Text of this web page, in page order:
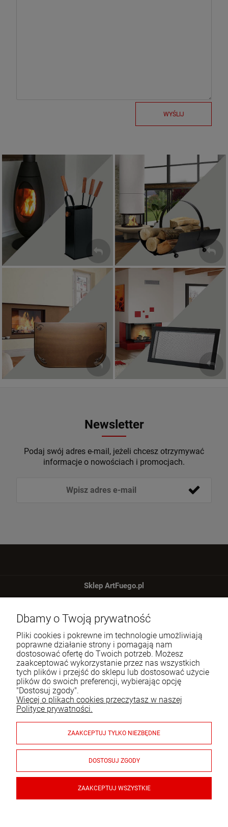
WYŚLIJ
Akcesoria kominkowe
ZOBACZ
Newsletter
Podaj swój adres e-mail, jeżeli chcesz otrzymywać
informacje o nowościach i promocjach.
Sklep ArtFuego.pl
00-716 Warszawa
Tel.:
22 651 09 06
E-mail:
bok@artfuego.pl
Moje konto
Pomoc
O nas
Płatności i dostawa
Dbamy o Twoją prywatność
Pliki cookies i pokrewne im technologie umożliwiają
poprawne działanie strony i pomagają nam
dostosować ofertę do Twoich potrzeb. Możesz
zaakceptować wykorzystanie przez nas wszystkich
tych plików i przejść do sklepu lub dostosować użycie
plików do swoich preferencji, wybierając opcję
"Dostosuj zgody".
Więcej o plikach cookies przeczytasz w naszej
Polityce prywatności.
ZAAKCEPTUJ TYLKO NIEZBĘDNE
DOSTOSUJ ZGODY
ZAAKCEPTUJ WSZYSTKIE